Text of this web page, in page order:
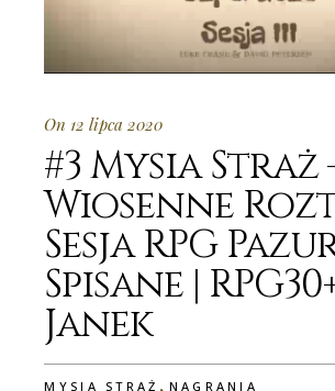
On 12 lipca 2020
#3 Mysia Straż
Wiosenne
Sesja RPG
Spisane |
Janek
MYSIA STRAŻ , NAGRANIA